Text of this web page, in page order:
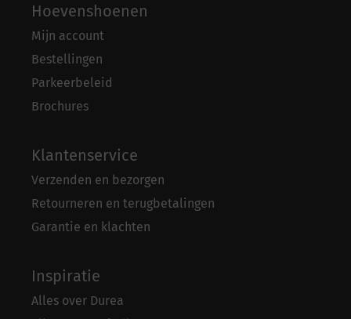
Hoevenshoenen
Mijn account
Bestellingen
Parkeerbeleid
Brochures
Klantenservice
Verzenden en bezorgen
Retourneren en terugbetalingen
Garantie en klachten
Inspiratie
Alles over Durea